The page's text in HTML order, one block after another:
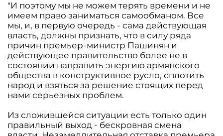
"И поэтому мы не можем терять времени и не
имеем право заниматься самообманом. Все
мы, и, в первую очередь - сама действующая
власть, должны признать, что в силу ряда
причин премьер-министр Пашинян и
действующее правительство более не в
состоянии направить энергию армянского
общества в конструктивное русло, сплотить
народ и взяться за решение стоящих перед
нами серьезных проблем.
Из сложившейся ситуации есть только один
правильный выход - бескровная смена